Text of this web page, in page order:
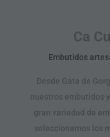
Ca
Embutidos
Desde Gata de
nuestros embutidos y
gran variedad de
seleccionamos los